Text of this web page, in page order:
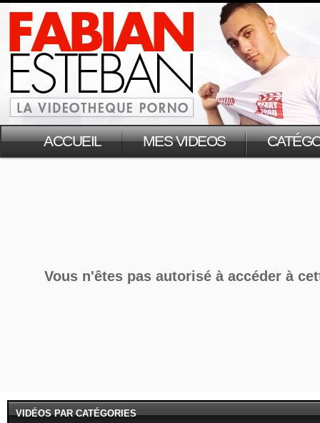
ACCUEIL MES VIDEOS
Vous n'êtes pas autorisé à accéder à
VIDÉOS PAR CATÉGORIES